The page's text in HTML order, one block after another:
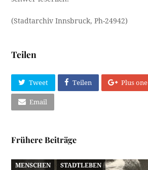
(Stadtarchiv Innsbruck, Ph-24942)
Teilen
Tweet Teilen Plus one
Email
Frühere Beiträge
MENSCHEN STADTLEBEN